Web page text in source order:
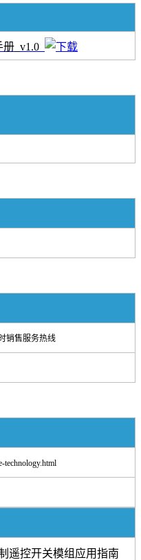
_v1.0
售服务热线
technology.html
遥控开关模组应用指南